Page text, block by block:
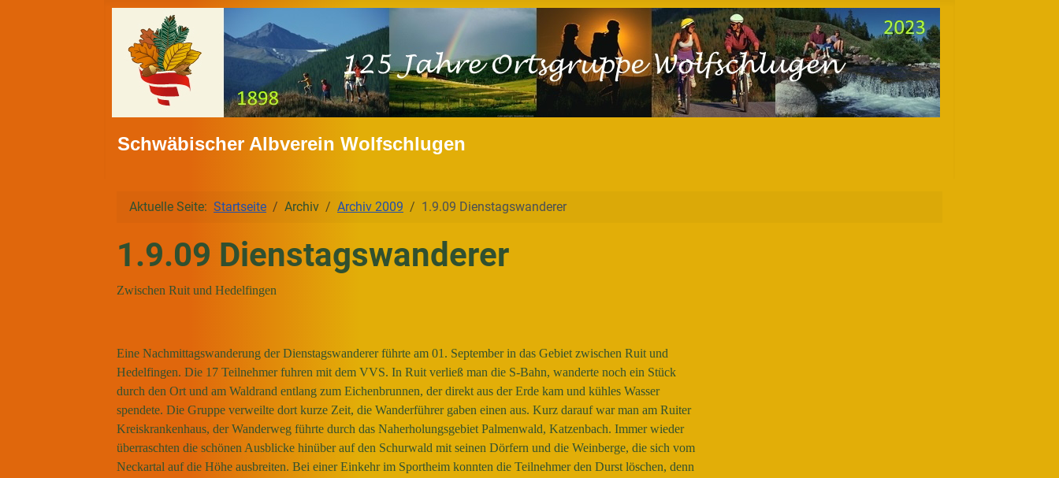
Schwäbischer Albverein Wolfschlugen
Aktuelle Seite: Startseite Archiv Archiv 2009 1.9.09 Dienstagswanderer
1.9.09 Dienstagswanderer
Zwischen Ruit und Hedelfingen
Eine Nachmittagswanderung der Dienstagswanderer führte am 01. September in das Gebiet zwischen Ruit und
Hedelfingen. Die 17 Teilnehmer fuhren mit dem VVS. In Ruit verließ man die S-Bahn, wanderte noch ein Stück
durch den Ort und am Waldrand entlang zum Eichenbrunnen, der direkt aus der Erde kam und kühles Wasser
spendete. Die Gruppe verweilte dort kurze Zeit, die Wanderführer gaben einen aus. Kurz darauf war man am Ruiter
Kreiskrankenhaus, der Wanderweg führte durch das Naherholungsgebiet Palmenwald, Katzenbach. Immer wieder
überraschten die schönen Ausblicke hinüber auf den Schurwald mit seinen Dörfern und die Weinberge, die sich vom
Neckartal auf die Höhe ausbreiten. Bei einer Einkehr im Sportheim konnten die Teilnehmer den Durst löschen, denn